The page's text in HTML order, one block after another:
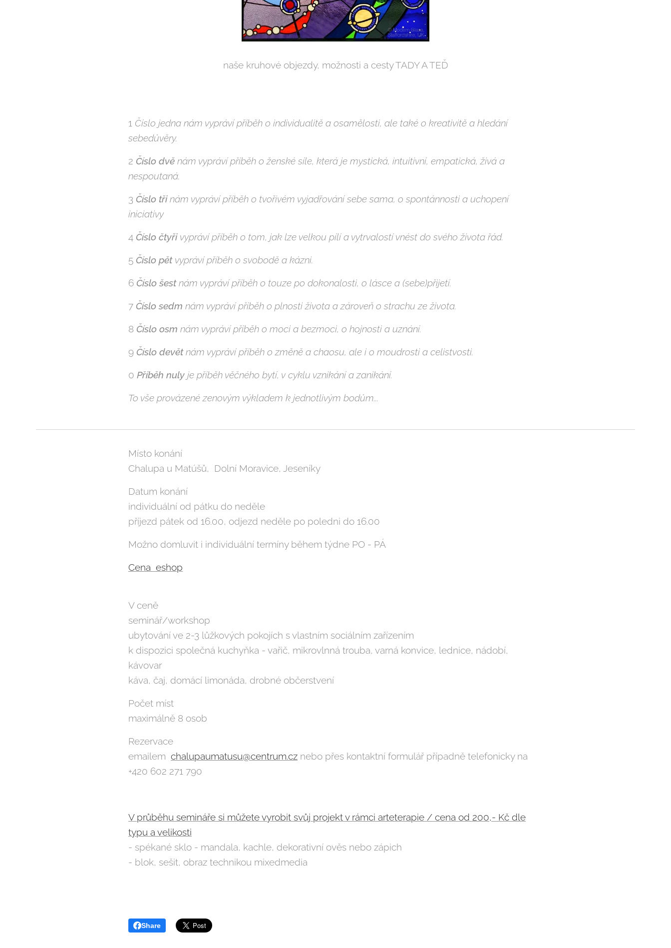
naše kruhové objezdy, možnosti a cesty TADY A TEĎ
1 Číslo jedna nám vypráví příběh o individualitě a osamělosti, ale také o kreativitě a hledání
sebedůvěry.
2 Číslo dvě nám vypráví příběh o ženské síle, která je mystická, intuitivní, empatická, živá a
nespoutaná.
3 Číslo třinám vypráví příběh o tvořivém vyjadřování sebe sama, o spontánnosti a uchopení
iniciativy
4 Číslo čtyři vypráví příběh o tom, jak lze velkou pílí a vytrvalostí vnést do svého života řád.
5 Číslo pět vypráví příběh o svobodě a kázni.
6 Číslo šestnám vypráví příběh o touze po dokonalosti, o lásce a (sebe)přijetí.
7 Číslo sedm nám vypráví příběh o plnosti života a zároveň o strachu ze života.
8 Číslo osm nám vypráví příběh o moci a bezmoci, o hojnosti a uznání.
9 Číslo devětnám vypráví příběh o změně a chaosu, ale i o moudrosti a celistvosti.
0 Příběh nuly je příběh věčného bytí, v cyklu vznikání a zanikání.
To vše provázené zenovým výkladem k jednotlivým bodům...
Místo konání
Chalupa u Matúšů, Dolní Moravice, Jeseníky
Datum konání
individuální od pátku do neděle
příjezd pátek od 16.00, odjezd neděle po poledni do 16.00
Možno domluvit i individuální termíny během týdne PO - PÁ
Cena eshop
V ceně
seminář/workshop
ubytování ve 2-3 lůžkových pokojích s vlastním sociálním zařízením
k dispozici společná kuchyňka - vařič, mikrovlnná trouba, varná konvice, lednice, nádobí,
kávovar
káva, čaj, domácí limonáda, drobné občerstvení
Počet míst
maximálně 8 osob
Rezervace
emailem chalupaumatusu@centrum.cz nebo přes kontaktní formulář případně telefonicky na
+420 602 271 790
V průběhu semináře si můžete vyrobit svůj projekt v rámci arteterapie / cena od 200,- Kč dle
typu a velikosti
- spékané sklo - mandala, kachle, dekorativní ověs nebo zápich
- blok, sešit, obraz technikou mixedmedia
Share